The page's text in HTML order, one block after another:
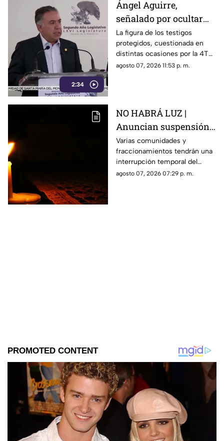
2:34
Ángel Aguirre,
señalado por ocultar
evidencia del caso
Ayotzinapa
La figura de los testigos
protegidos, cuestionada en
distintas ocasiones por la 4T
cuando es utilizada por
investigación contra el
exgobernador
agosto 07, 2026 11:53 p. m.
NO HABRÁ LUZ |
Anuncian suspensión
del suministro eléctrico
en Querétaro; estás
serán las zonas
afectadas
Varias comunidades y
fraccionamientos tendrán una
interrupción temporal del
servicio eléctrico durante
agosto 07, 2026 07:29 p. m.